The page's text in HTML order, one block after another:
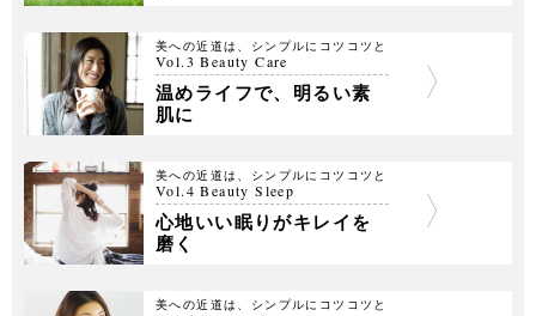
美への近道は、シンプルにコツコツと
Vol.3 Beauty Care
温めライフで、明るい素
肌に
美への近道は、シンプルにコツコツと
Vol.4 Beauty Sleep
心地いい眠りがキレイを
磨く
美への近道は、シンプルにコツコツと